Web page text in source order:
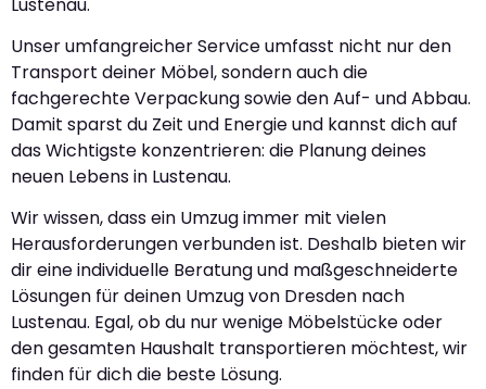
Unser umfangreicher Service umfasst nicht nur den
Transport deiner Möbel, sondern auch die
fachgerechte Verpackung sowie den Auf- und Abbau.
Damit sparst du Zeit und Energie und kannst dich auf
das Wichtigste konzentrieren: die Planung deines
neuen Lebens in Lustenau.
Wir wissen, dass ein Umzug immer mit vielen
Herausforderungen verbunden ist. Deshalb bieten wir
dir eine individuelle Beratung und maßgeschneiderte
Lösungen für deinen Umzug von Dresden nach
Lustenau. Egal, ob du nur wenige Möbelstücke oder
den gesamten Haushalt transportieren möchtest, wir
finden für dich die beste Lösung.